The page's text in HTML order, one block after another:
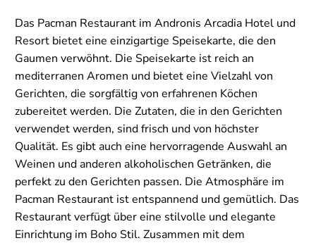
Das Pacman Restaurant im Andronis Arcadia Hotel und
Resort bietet eine einzigartige Speisekarte, die den
Gaumen verwöhnt. Die Speisekarte ist reich an
mediterranen Aromen und bietet eine Vielzahl von
Gerichten, die sorgfältig von erfahrenen Köchen
zubereitet werden. Die Zutaten, die in den Gerichten
verwendet werden, sind frisch und von höchster
Qualität. Es gibt auch eine hervorragende Auswahl an
Weinen und anderen alkoholischen Getränken, die
perfekt zu den Gerichten passen. Die Atmosphäre im
Pacman Restaurant ist entspannend und gemütlich. Das
Restaurant verfügt über eine stilvolle und elegante
Einrichtung im Boho Stil. Zusammen mit dem